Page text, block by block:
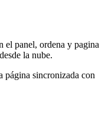
el panel, ordena y pagina
la nube.
página sincronizada con